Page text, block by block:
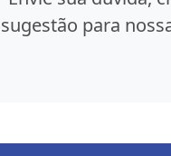
sugestão para